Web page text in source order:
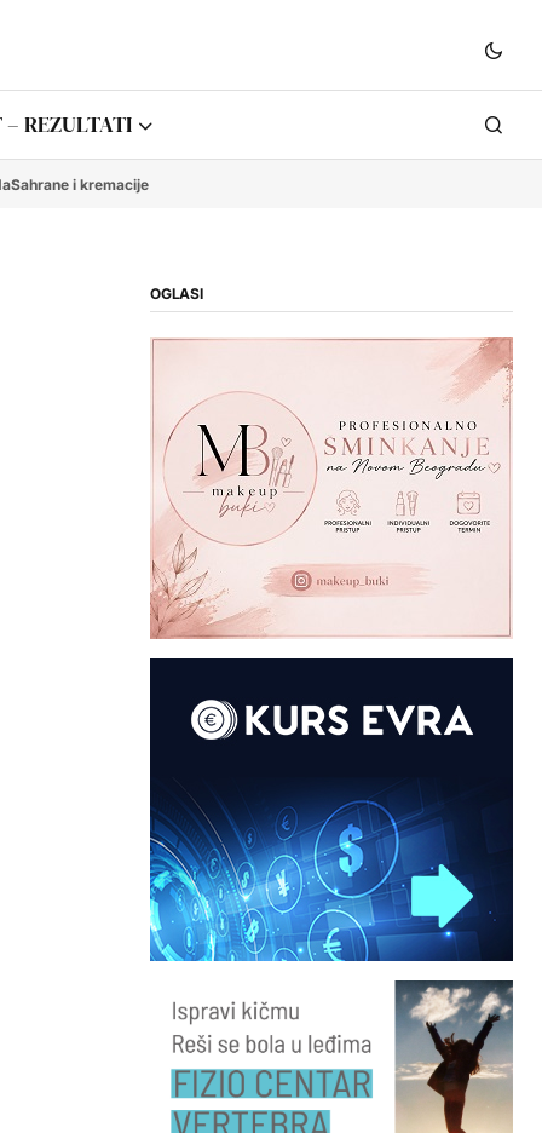
– REZULTATI
Sahrane i kremacije
OGLASI